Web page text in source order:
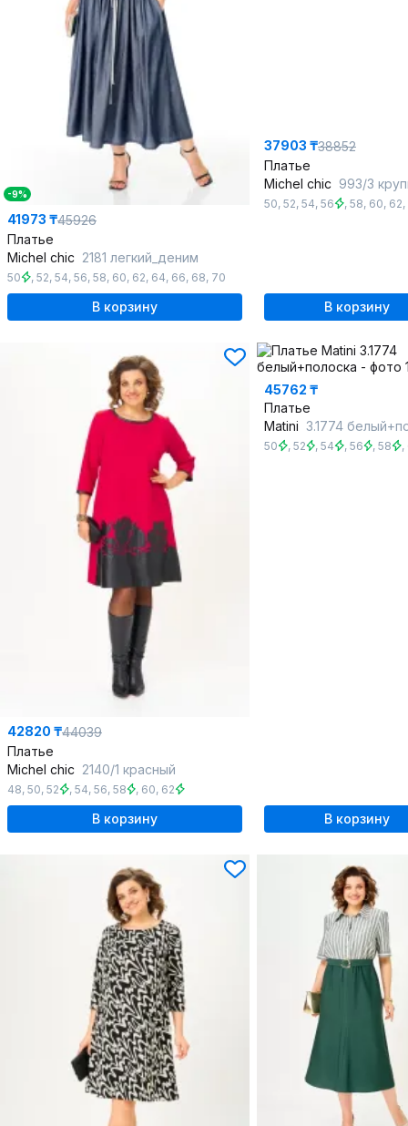
-9%
41973 ₸45926
Платье
Michel chic 2181 легкий_деним
50 , 52, 54, 56, 58, 60, 62, 64, 66, 68, 70
В корзину
37903 ₸38852
Платье
Michel chic 993/3
50, 52, 54, 56 , 58, 60, 62,
В корзину
42820 ₸44039
Платье
Michel chic 2140/1 красный
48, 50, 52 , 54, 56, 58 , 60, 62
В корзину
45762 ₸
Платье
Matini 3.1774
50 , 52 , 54 , 56 , 58 ,
В корзину